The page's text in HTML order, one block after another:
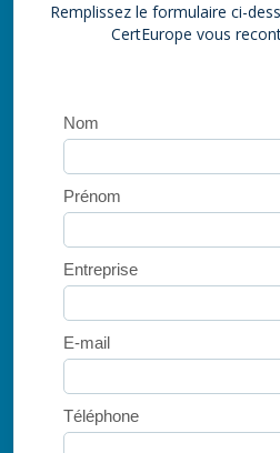
Remplissez le formulaire ci-
CertEurope vous